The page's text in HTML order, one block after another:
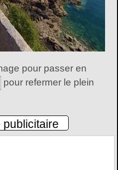
pour passer en
pour refermer le plein